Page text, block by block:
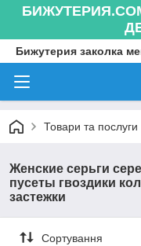
Бижутерия заколка
Товари та послуги
Женские серьги
пусеты гвоздики
застежки
Сортування